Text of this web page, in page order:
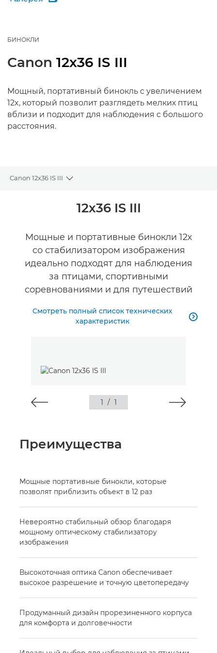
БИНОКЛИ
Canon 12x36 IS III
Мощный, портативный бинокль с увеличением
12x, который позволит разглядеть мелких птиц
вблизи и подходит для наблюдения с большого
расстояния.
Canon 12x36 IS III
Toggle breadcrumbs
Общая информация12x36 IS III
Мощные и портативные бинокли 12x
со стабилизатором изображения
идеально подходят для наблюдения
за птицами, спортивными
соревнованиями и для путешествий
Смотреть полный список технических
характеристик

1 / 1
Преимущества
Мощные портативные бинокли, которые
позволят приблизить объект в 12 раз
Невероятно стабильный обзор благодаря
мощному оптическому стабилизатору
изображения
Высокоточная оптика Canon обеспечивает
высокое разрешение и точную цветопередачу
Продуманный дизайн прорезиненного корпуса
для комфорта и долговечности